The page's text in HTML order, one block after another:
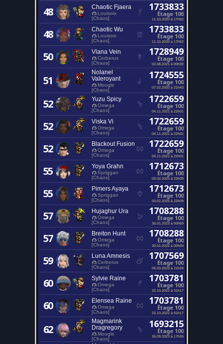
48 Chaotic Fjaera
Louisoix
[Chaos]
1733833
Étage 100
11.10.2020 à 17h52
48 Chaotic Wu
Louisoix
[Chaos]
1733833
Étage 100
11.10.2020 à 17h52
50 Vlana Vein
Cerberus
[Chaos]
1728949
Étage 100
02.08.2021 à 00h30
51
Nolanel
Valeroyant
Moogle
[Chaos]
1724555
Étage 100
07.02.2020 à 21h43
52 Yuzu Spicy
Omega
[Chaos]
1722659
Étage 100
04.11.2021 à 22h01
52 Viska Vi
Omega
[Chaos]
1722659
Étage 100
04.11.2021 à 22h01
52 Blackout Fusion
Omega
[Chaos]
1722659
Étage 100
04.11.2021 à 22h01
55 Yoya Grahn
Spriggan
[Chaos]
1712673
Étage 100
03.02.2025 à 22h09
55 Pimers Ayaya
Spriggan
[Chaos]
1712673
Étage 100
03.02.2025 à 22h09
57 Hujaghur Ura
Omega
[Chaos]
1708288
Étage 100
30.01.2023 à 00h59
57 Breiton Hunt
Omega
[Chaos]
1708288
Étage 100
30.01.2023 à 00h59
59 Luna Amnesis
Cerberus
[Chaos]
1707569
Étage 100
05.03.2023 à 21h34
60 Sylvie Raine
Omega
[Chaos]
1703781
Étage 100
22.10.2022 à 01h17
60 Elensea Raine
Omega
[Chaos]
1703781
Étage 100
22.10.2022 à 01h17
62
Magmarink
Dragregory
Moogle
[Chaos]
1693215
Étage 100
26.09.2023 à 17h26